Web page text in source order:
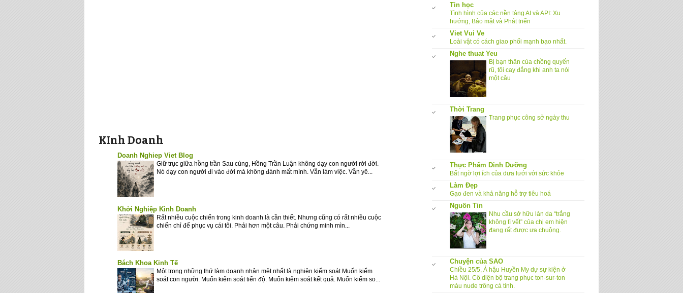
KInh Doanh
Doanh Nghiep Viet Blog
Giữ trục giữa hồng trần Sau cùng, Hồng Trần Luận không dạy con người rời đời.
Nó dạy con người đi vào đời mà không đánh mất mình. Vẫn làm việc. Vẫn yê...
Khởi Nghiệp Kinh Doanh
Rất nhiều cuộc chiến trong kinh doanh là cần thiết. Nhưng cũng có rất nhiều cuộc
chiến chỉ để phục vụ cái tôi. Phải hơn một câu. Phải chứng minh mìn...
Bách Khoa Kinh Tế
Một trong những thứ làm doanh nhân mệt nhất là nghiện kiểm soát Muốn kiểm
soát con người. Muốn kiểm soát tiến độ. Muốn kiểm soát kết quả. Muốn kiểm so...
Tin học
Tình hình của các nền tảng AI và API: Xu
hướng, Bảo mật và Phát triển
Viet Vui Ve
Loài vật có cách giao phối mạnh bạo nhất.
Nghe thuat Yeu
Bị bạn thân của chồng quyến
rũ, tôi cay đắng khi anh ta nói
một câu
Thời Trang
Trang phục công sở ngày thu
Thực Phẩm Dinh Dưỡng
Bất ngờ lợi ích của dưa lưới với sức khỏe
Làm Đẹp
Gạo đen và khả năng hỗ trợ tiêu hoá
Nguồn Tin
Nhu cầu sở hữu làn da “trắng
không tì vết” của chị em hiện
đang rất được ưa chuộng.
Chuyện của SAO
Chiều 25/5, Á hậu Huyền My dự sự kiện ở
Hà Nội. Cô diện bộ trang phục ton-sur-ton
màu nude trông cá tính.